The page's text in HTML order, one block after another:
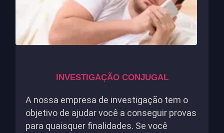
INVESTIGAÇÃO CONJUGAL
A nossa empresa de investigação tem o
objetivo de ajudar você a conseguir provas
para quaisquer finalidades. Se você